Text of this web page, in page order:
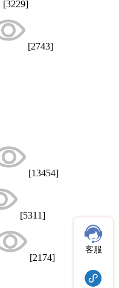
[3229]
[2743]
[13454]
[5311]
[2174]
客服